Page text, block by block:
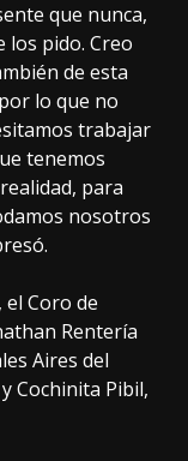
que nunca,
los pido. Creo
de esta
lo que no
trabajar
tenemos
para
nosotros
el Coro de
Rentería
Aires del
Cochinita Pibil,